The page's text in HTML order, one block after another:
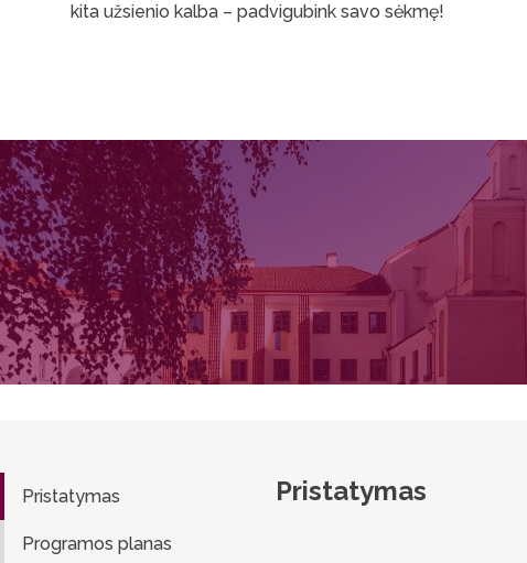
kita užsienio kalba – padvigubink savo sėkmę!
Pristatymas
Programos planas
Pristatymas